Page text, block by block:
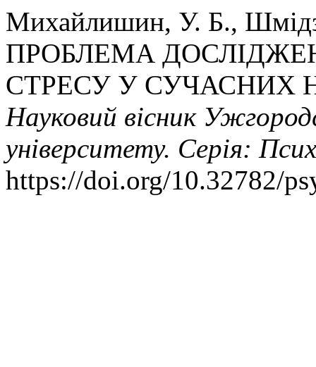
Михайлишин, У. Б.,
ПРОБЛЕМА
СТРЕСУ У СУЧАСНИХ
Науковий вісник
університету. Серія:
https://doi.org/10.32782/